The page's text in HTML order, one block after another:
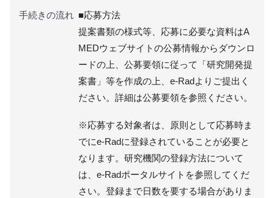
手続きの流れ ■応募方法
提案書類の様式等、応募に必要な資料はA
MEDウェブサイトの公募情報からダウンロ
ードの上、公募要領に従って「研究開発提
案書」等を作成の上、e-Radよりご提出く
ださい。詳細は公募要領を参照ください。
※応募する対象者は、原則として応募時ま
でにe-Radに登録されていることが必要と
なります。研究機関の登録方法について
は、e-Radポータルサイトを参照してくだ
さい。登録まで日数を要する場合がありま